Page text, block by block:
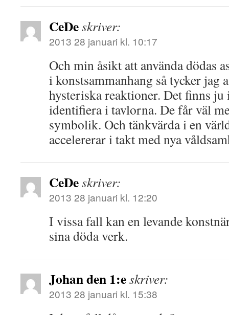
CeDeskriver:
2013 28 januari kl. 10:17
Och min åsikt att använda dödas
i konstsammanhang så tycker jag
hysteriska reaktioner. Det finns
identifiera i tavlorna. De får väl
symbolik. Och tänkvärda i en
accelererar i takt med nya
CeDeskriver:
2013 28 januari kl. 12:20
I vissa fall kan en levande
sina döda verk.
Johan den 1:eskriver:
2013 28 januari kl. 15:38